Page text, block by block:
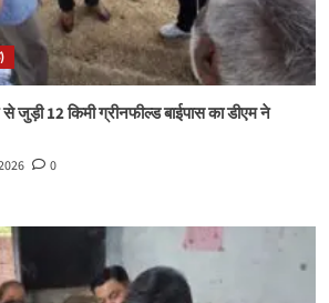
से जुड़ी 12 किमी ग्रीनफील्ड बाईपास का डीएम ने
0